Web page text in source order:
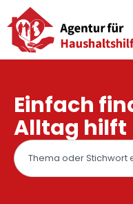
Zum
Inhalt
springen
Einfach
Alltag hilft
Suche